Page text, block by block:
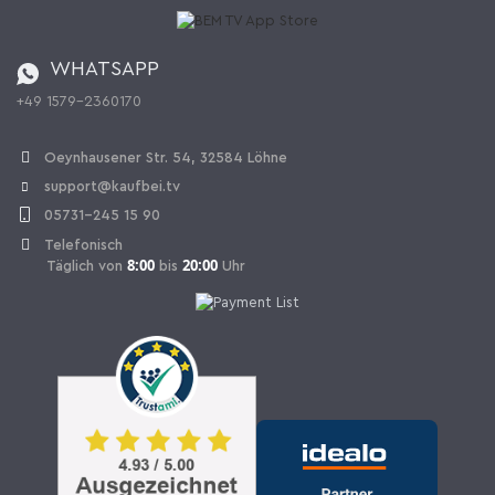
WHATSAPP
+49 1579-2360170
Oeynhausener Str. 54, 32584 Löhne
support@kaufbei.tv
05731-245 15 90
Telefonisch
Täglich von 8:00 bis 20:00 Uhr